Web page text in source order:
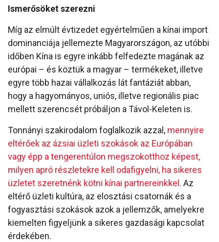
Ismerősöket szerezni
Míg az elmúlt évtizedet egyértelműen a kínai import
dominanciája jellemezte Magyarországon, az utóbbi
időben Kína is egyre inkább felfedezte magának az
európai – és köztük a magyar – termékeket, illetve
egyre több hazai vállalkozás lát fantáziát abban,
hogy a hagyományos, uniós, illetve regionális piac
mellett szerencsét próbáljon a Távol-Keleten is.
Tonnányi szakirodalom foglalkozik azzal, mennyire
eltérőek az ázsiai üzleti szokások az Európában
vagy épp a tengerentúlon megszokotthoz képest,
milyen apró részletekre kell odafigyelni, ha sikeres
üzletet szeretnénk kötni kínai partnereinkkel. Az
eltérő üzleti kultúra, az elosztási csatornák és a
fogyasztási szokások azok a jellemzők, amelyekre
kiemelten figyeljünk a sikeres gazdasági kapcsolat
érdekében.